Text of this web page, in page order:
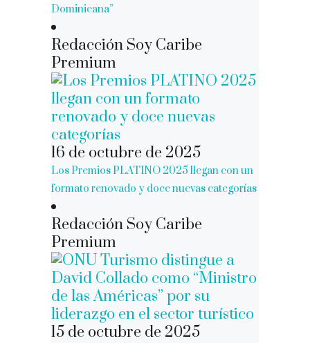
Dominicana”
Redacción Soy Caribe
Premium
16 de octubre de 2025
Los Premios PLATINO 2025 llegan con un
formato renovado y doce nuevas categorías
Redacción Soy Caribe
Premium
15 de octubre de 2025